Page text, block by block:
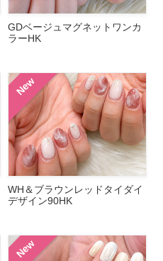
GDベージュマグネットワンカ
ラーHK
New
WH＆ブラウンレッドタイダイ
デザイン90HK
New